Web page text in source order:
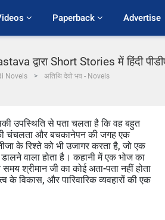
Paperback Advertise
द्वारा Short Stories में हिंदी
Novels अतिथि देवो भव - Novels
उपस्थिति से पता चलता है कि वह बहुत
चंचलता और बचकानेपन की जगह एक
के रिश्ते को भी उजागर करता है, जो एक
वाला होता है। कहानी में एक भोज का
श्रीमान जी का कोई अता-पता नहीं होता
के विकास, और पारिवारिक व्यवहारों की एक